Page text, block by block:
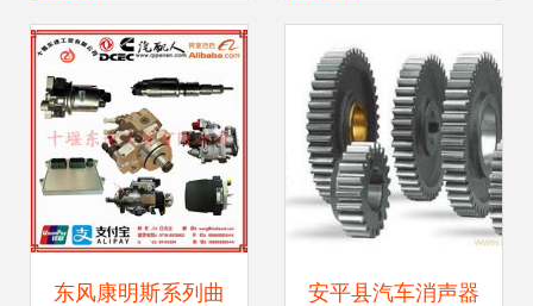
为例
东风康明斯系列曲 安平县汽车消声器